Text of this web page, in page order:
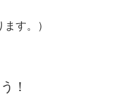
す。）
！